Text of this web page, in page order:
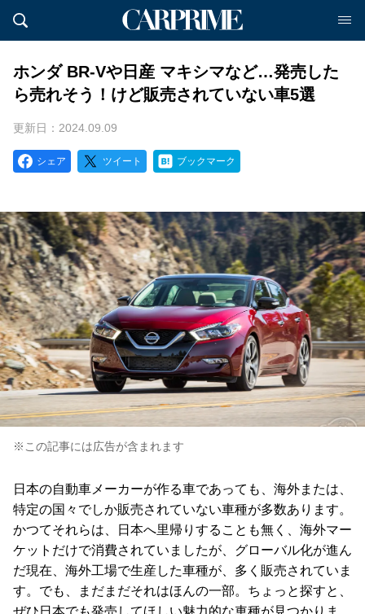
ホンダ BR-Vや日産 マキシマなど…発売した
ら売れそう！けど販売されていない車5選
更新日：2024.09.09
シェア ツイート ブックマーク
※この記事には広告が含まれます
日本の自動車メーカーが作る車であっても、海外または、
特定の国々でしか販売されていない車種が多数あります。
かつてそれらは、日本へ里帰りすることも無く、海外マー
ケットだけで消費されていましたが、グローバル化が進ん
だ現在、海外工場で生産した車種が、多く販売されていま
す。でも、まだまだそれはほんの一部。ちょっと探すと、